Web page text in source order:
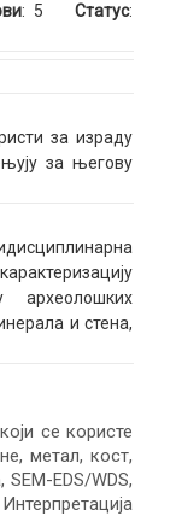
: 5Статус:
за израду
за његову
археолошких
и стена,
се користе
метал, кост,
EDS/WDS,